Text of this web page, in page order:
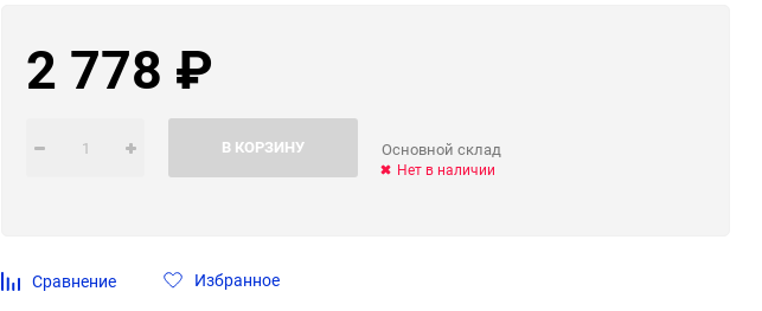
2 778 ₽
В КОРЗИНУ Основной склад
Нет в наличии
Сравнение Избранное